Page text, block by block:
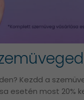
Kezdd a
esetén most 20%